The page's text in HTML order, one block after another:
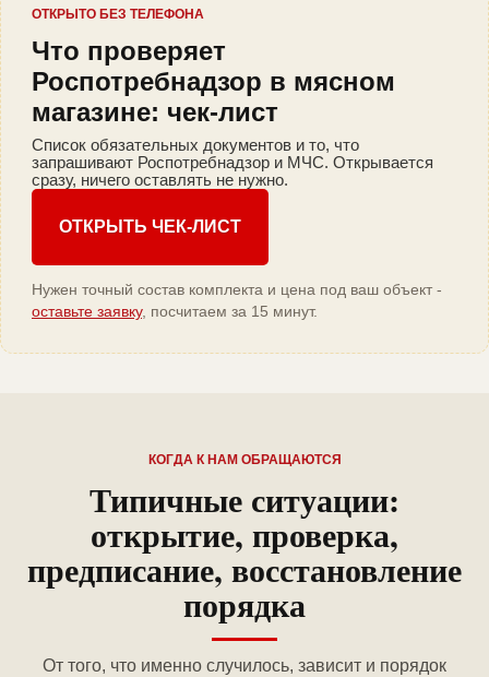
ОТКРЫТО БЕЗ ТЕЛЕФОНА
Что проверяет
Роспотребнадзор в мясном
магазине: чек-лист
Список обязательных документов и то, что
запрашивают Роспотребнадзор и МЧС. Открывается
сразу, ничего оставлять не нужно.
ОТКРЫТЬ ЧЕК-ЛИСТ
Нужен точный состав комплекта и цена под ваш объект -
оставьте заявку, посчитаем за 15 минут.
КОГДА К НАМ ОБРАЩАЮТСЯ
Типичные ситуации:
открытие, проверка,
предписание, восстановление
порядка
От того, что именно случилось, зависит и порядок